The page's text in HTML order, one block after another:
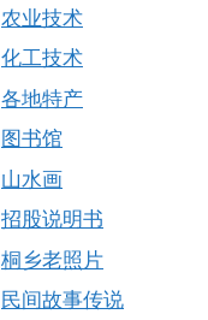
农业技术
化工技术
各地特产
图书馆
山水画
招股说明书
桐乡老照片
民间故事传说